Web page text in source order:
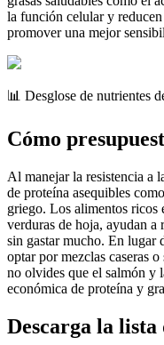
la función celular y
promover una mejor
📊 Desglose de nutrientes
Cómo
Al manejar la resistencia a
de proteína asequibles
griego. Los alimentos ricos
verduras de hoja, ayudan a
sin gastar mucho. En lugar
optar por mezclas caseras
no olvides que el salmón y
económica de proteína y
Descarga la